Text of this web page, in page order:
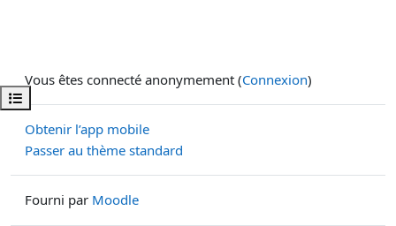
Ouvrir l’index du cours
Vous êtes connecté anonymement (Connexion)
Obtenir l’app mobile
Passer au thème standard
Fourni par Moodle